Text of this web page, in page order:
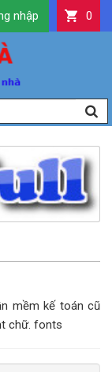
0
nhập
mềm kế toán cũ
chữ. fonts